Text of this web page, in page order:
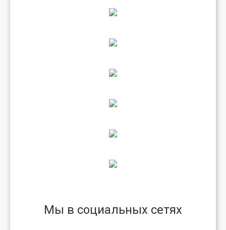
Мы в социальных сетях